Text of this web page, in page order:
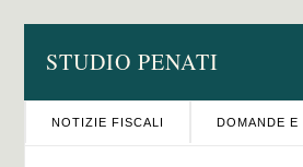
STUDIO PENATI
NOTIZIE FISCALI DOMANDE E